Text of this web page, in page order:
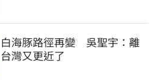
白海豚路徑再變　吳聖宇：離
台灣又更近了